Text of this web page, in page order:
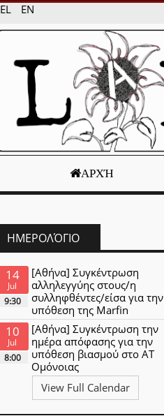
EL EN
ΑΡΧΉ
ΗΜΕΡΟΛΌΓΙΟ
14
Jul
9:30
[Αθήνα] Συγκέντρωση
αλληλεγγύης στους/η
συλληφθέντες/είσα για την
υπόθεση της Marfin
10
Jul
8:00
[Αθήνα] Συγκέντρωση την
ημέρα απόφασης για την
υπόθεση βιασμού στο ΑΤ
Ομόνοιας
View Full Calendar